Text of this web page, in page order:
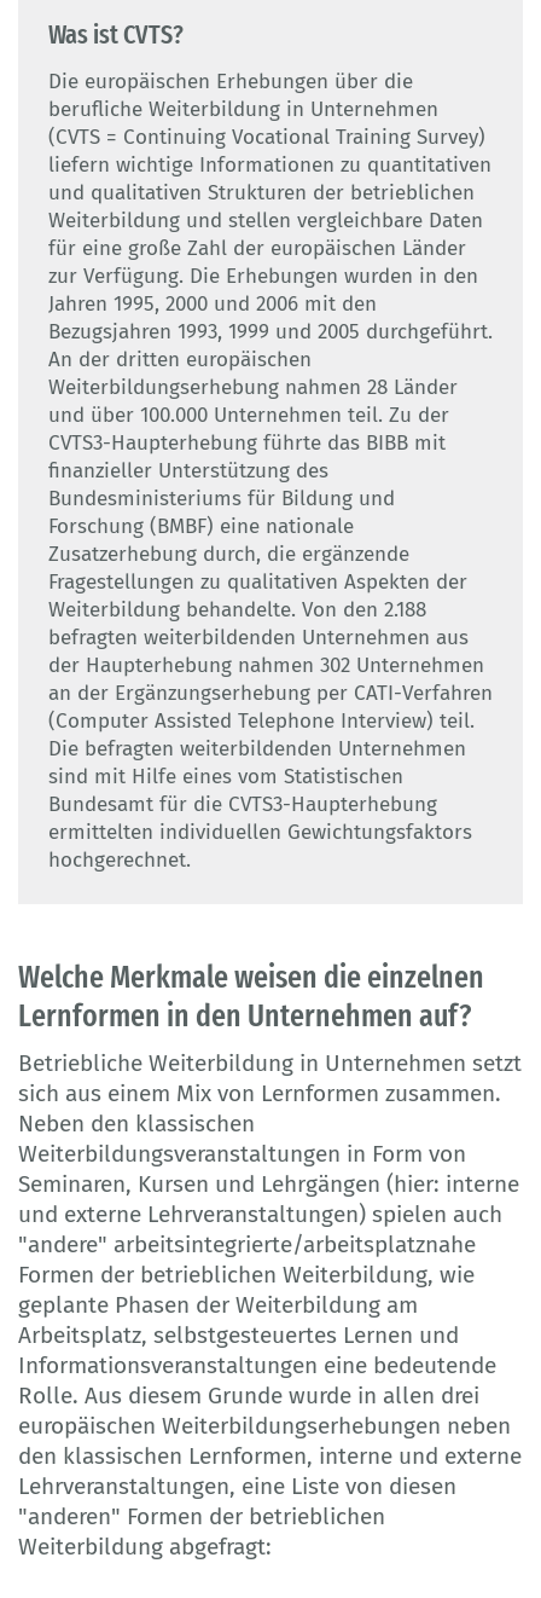
Was ist CVTS?
Die europäischen Erhebungen über die
berufliche Weiterbildung in Unternehmen
(CVTS = Continuing Vocational Training Survey)
liefern wichtige Informationen zu quantitativen
und qualitativen Strukturen der betrieblichen
Weiterbildung und stellen vergleichbare Daten
für eine große Zahl der europäischen Länder
zur Verfügung. Die Erhebungen wurden in den
Jahren 1995, 2000 und 2006 mit den
Bezugsjahren 1993, 1999 und 2005 durchgeführt.
An der dritten europäischen
Weiterbildungserhebung nahmen 28 Länder
und über 100.000 Unternehmen teil. Zu der
CVTS3-Haupterhebung führte das BIBB mit
finanzieller Unterstützung des
Bundesministeriums für Bildung und
Forschung (BMBF) eine nationale
Zusatzerhebung durch, die ergänzende
Fragestellungen zu qualitativen Aspekten der
Weiterbildung behandelte. Von den 2.188
befragten weiterbildenden Unternehmen aus
der Haupterhebung nahmen 302 Unternehmen
an der Ergänzungserhebung per CATI-Verfahren
(Computer Assisted Telephone Interview) teil.
Die befragten weiterbildenden Unternehmen
sind mit Hilfe eines vom Statistischen
Bundesamt für die CVTS3-Haupterhebung
ermittelten individuellen Gewichtungsfaktors
hochgerechnet.
Welche Merkmale weisen die einzelnen
Lernformen in den Unternehmen auf?
Betriebliche Weiterbildung in Unternehmen setzt
sich aus einem Mix von Lernformen zusammen.
Neben den klassischen
Weiterbildungsveranstaltungen in Form von
Seminaren, Kursen und Lehrgängen (hier: interne
und externe Lehrveranstaltungen) spielen auch
"andere" arbeitsintegrierte/arbeitsplatznahe
Formen der betrieblichen Weiterbildung, wie
geplante Phasen der Weiterbildung am
Arbeitsplatz, selbstgesteuertes Lernen und
Informationsveranstaltungen eine bedeutende
Rolle. Aus diesem Grunde wurde in allen drei
europäischen Weiterbildungserhebungen neben
den klassischen Lernformen, interne und externe
Lehrveranstaltungen, eine Liste von diesen
"anderen" Formen der betrieblichen
Weiterbildung abgefragt: